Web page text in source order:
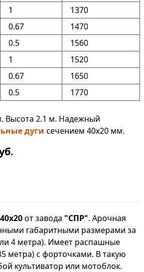
1
1370
0.67
1470
0.5
1560
1
1520
0.67
1650
0.5 1770
Высота 2.1 м. Надежный
дуги сечением 40х20 мм.
от завода "СПР". Арочная
габаритными размерами за
4 метра). Имеет распашные
метра) с форточками. В такую
культиватор или мотоблок.